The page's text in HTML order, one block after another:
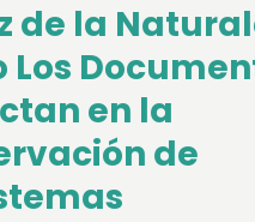
de la
Los
en la
de